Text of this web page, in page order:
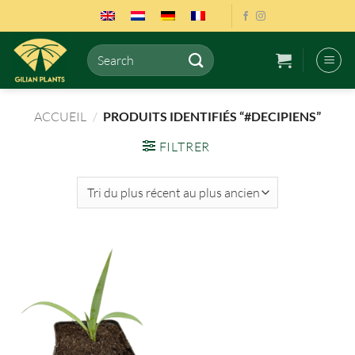
au
contenu
Recherche
pour :
ACCUEIL / PRODUITS IDENTIFIÉS “#DECIPIENS”
FILTRER